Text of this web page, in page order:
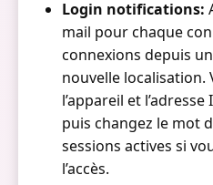
Login notifications:
mail pour chaque
connexions depuis
nouvelle localisation.
l’appareil et
puis changez le mot
sessions actives si
l’accès.